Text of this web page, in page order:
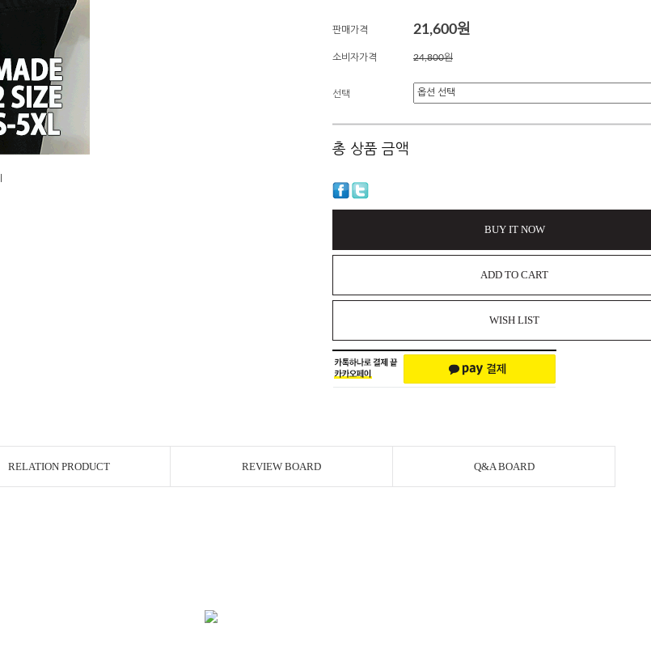
판매가격 21,600원
소비자가격 24,800원
선택
총 상품 금액
BUY IT NOW
ADD TO CART
WISH LIST
RELATION PRODUCT REVIEW BOARD Q&A BOARD